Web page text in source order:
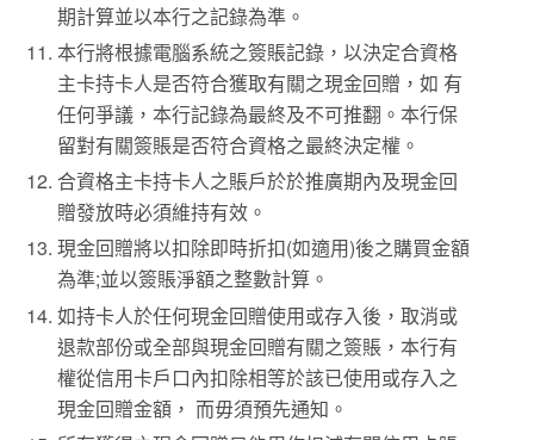
期計算並以本行之記錄為準。
本行將根據電腦系統之簽賬記錄，以決定合資格
主卡持卡人是否符合獲取有關之現金回贈，如 有
任何爭議，本行記錄為最終及不可推翻。本行保
留對有關簽賬是否符合資格之最終決定權。
合資格主卡持卡人之賬戶於於推廣期內及現金回
贈發放時必須維持有效。
現金回贈將以扣除即時折扣(如適用)後之購買金額
為準;並以簽賬淨額之整數計算。
如持卡人於任何現金回贈使用或存入後，取消或
退款部份或全部與現金回贈有關之簽賬，本行有
權從信用卡戶口內扣除相等於該已使用或存入之
現金回贈金額， 而毋須預先通知。